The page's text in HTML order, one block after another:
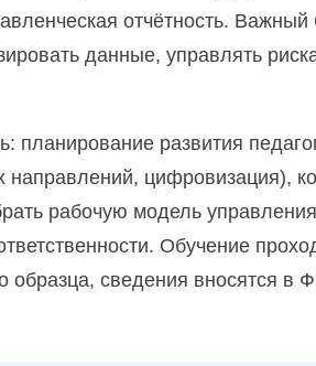
реализации ФГОС
образования
отчётность.
данные, управлять
планирование развития
цифровизация),
рабочую модель
Обучение
образца, сведения вносятся